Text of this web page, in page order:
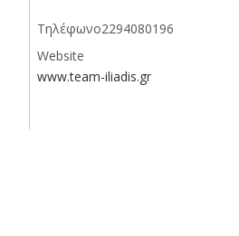
Τηλέφωνο2294080196
Website
www.team-iliadis.gr